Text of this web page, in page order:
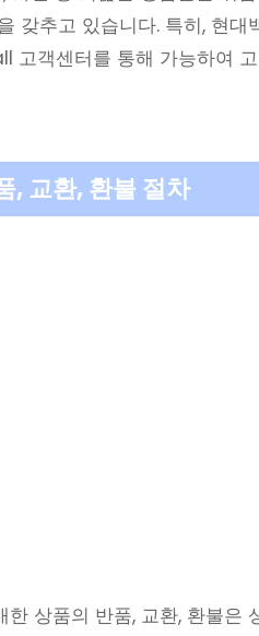
갖추고 있습니다. 특히, 현
고객센터를 통해 가능하여
, 교환, 환불 절차
한 상품의 반품, 교환, 환불은